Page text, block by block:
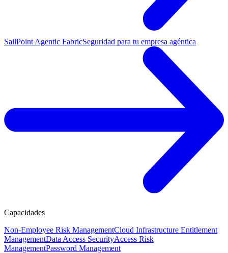
SailPoint Agentic FabricSeguridad para tu empresa agéntica
Capacidades
Non-Employee Risk ManagementCloud Infrastructure Entitlement
ManagementData Access SecurityAccess Risk
ManagementPassword Management